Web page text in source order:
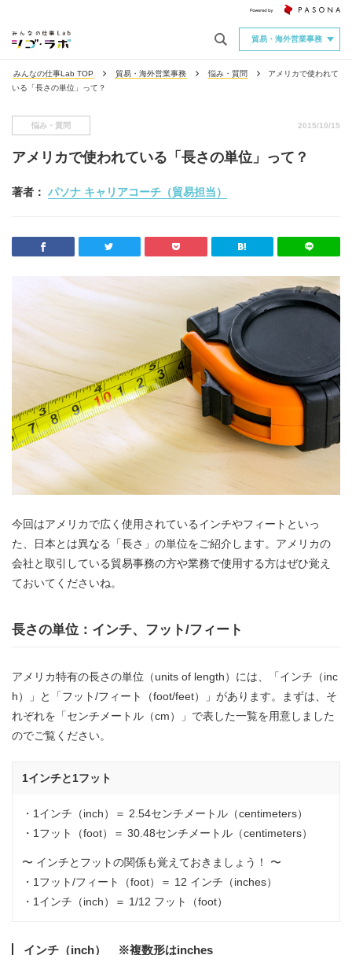
貿易・海外営業事務
みんなの仕事Lab TOP 貿易・海外営業事務 悩み・質問
アメリカで使われて
いる「長さの単位」って？
悩み・質問 2015/10/15
アメリカで使われている「長さの単位」って？
著者： パソナ キャリアコーチ（貿易担当）
今回はアメリカで広く使用されているインチやフィートといっ
た、日本とは異なる「長さ」の単位をご紹介します。アメリカの
会社と取引している貿易事務の方や業務で使用する方はぜひ覚え
ておいてくださいね。
長さの単位：インチ、フット/フィート
アメリカ特有の長さの単位（units of length）には、「インチ（inc
h）」と「フット/フィート（foot/feet）」があります。まずは、そ
れぞれを「センチメートル（cm）」で表した一覧を用意しました
のでご覧ください。
1インチと1フット
・1インチ（inch）＝ 2.54センチメートル（centimeters）
・1フット（foot）＝ 30.48センチメートル（centimeters）
〜 インチとフットの関係も覚えておきましょう！ 〜
・1フット/フィート（foot）＝ 12 インチ（inches）
・1インチ（inch）＝ 1/12 フット（foot）
インチ（inch） ※複数形はinches